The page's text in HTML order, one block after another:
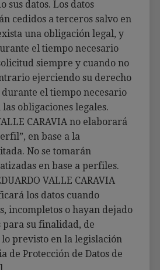
sus datos. Los datos
cedidos a terceros salvo en
una obligación legal, y
el tiempo necesario
siempre y cuando no
ejerciendo su derecho
durante el tiempo necesario
obligaciones legales.
CARAVIA no elaborará
en base a la
No se tomarán
en base a perfiles.
VALLE CARAVIA
los datos cuando
incompletos o hayan dejado
para su finalidad, de
previsto en la legislación
de Protección de Datos de